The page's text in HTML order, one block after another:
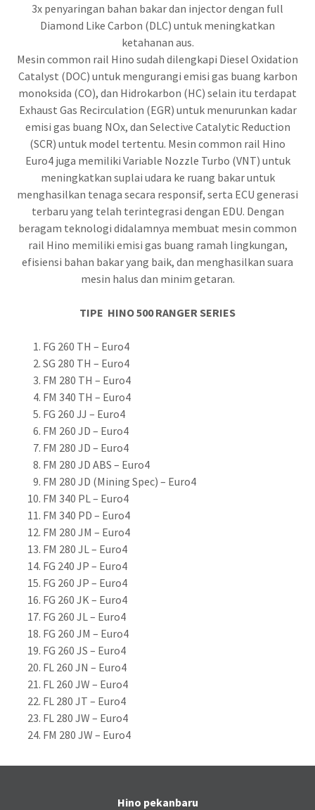
3x penyaringan bahan bakar dan injector dengan full
Diamond Like Carbon (DLC) untuk meningkatkan
ketahanan aus.
Mesin common rail Hino sudah dilengkapi Diesel Oxidation
Catalyst (DOC) untuk mengurangi emisi gas buang karbon
monoksida (CO), dan Hidrokarbon (HC) selain itu terdapat
Exhaust Gas Recirculation (EGR) untuk menurunkan kadar
emisi gas buang NOx, dan Selective Catalytic Reduction
(SCR) untuk model tertentu. Mesin common rail Hino
Euro4 juga memiliki Variable Nozzle Turbo (VNT) untuk
meningkatkan suplai udara ke ruang bakar untuk
menghasilkan tenaga secara responsif, serta ECU generasi
terbaru yang telah terintegrasi dengan EDU. Dengan
beragam teknologi didalamnya membuat mesin common
rail Hino memiliki emisi gas buang ramah lingkungan,
efisiensi bahan bakar yang baik, dan menghasilkan suara
mesin halus dan minim getaran.
TIPE HINO 500 RANGER SERIES
FG 260 TH – Euro4
SG 280 TH – Euro4
FM 280 TH – Euro4
FM 340 TH – Euro4
FG 260 JJ – Euro4
FM 260 JD – Euro4
FM 280 JD – Euro4
FM 280 JD ABS – Euro4
FM 280 JD (Mining Spec) – Euro4
FM 340 PL – Euro4
FM 340 PD – Euro4
FM 280 JM – Euro4
FM 280 JL – Euro4
FG 240 JP – Euro4
FG 260 JP – Euro4
FG 260 JK – Euro4
FG 260 JL – Euro4
FG 260 JM – Euro4
FG 260 JS – Euro4
FL 260 JN – Euro4
FL 260 JW – Euro4
FL 280 JT – Euro4
FL 280 JW – Euro4
FM 280 JW – Euro4
Hino pekanbaru